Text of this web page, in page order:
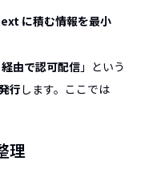
に積む情報を最小
由で認可配信 」という
行 します。ここでは
理